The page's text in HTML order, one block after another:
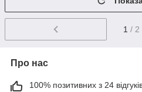
1 / 2
Про нас
100% позитивних з 24